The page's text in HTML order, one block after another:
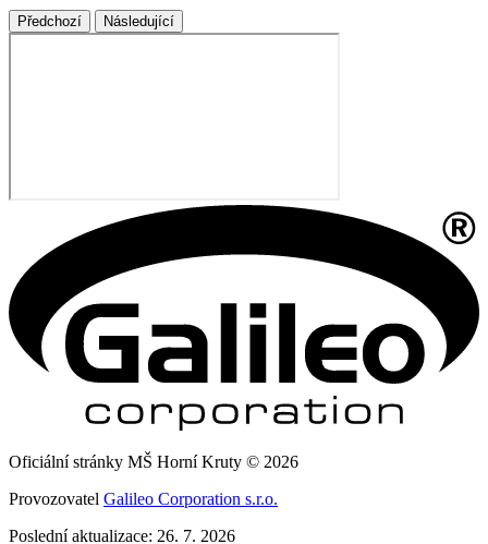
Předchozí Následující
Oficiální stránky MŠ Horní Kruty © 2026
Provozovatel Galileo Corporation s.r.o.
Poslední aktualizace: 26. 7. 2026